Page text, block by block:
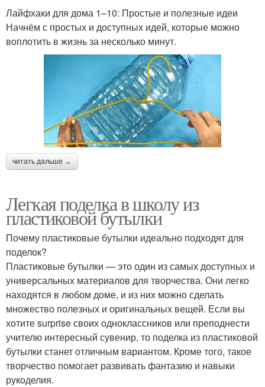
Лайфхаки для дома 1–10: Простые и полезные идеи
Начнём с простых и доступных идей, которые можно
воплотить в жизнь за несколько минут.
читать дальше →
Легкая поделка в школу из
пластиковой бутылки
Почему пластиковые бутылки идеально подходят для
поделок?
Пластиковые бутылки — это один из самых доступных и
универсальных материалов для творчества. Они легко
находятся в любом доме, и из них можно сделать
множество полезных и оригинальных вещей. Если вы
хотите surprise своих одноклассников или преподнести
учителю интересный сувенир, то поделка из пластиковой
бутылки станет отличным вариантом. Кроме того, такое
творчество помогает развивать фантазию и навыки
рукоделия.